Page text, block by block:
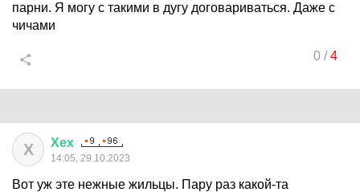
парни. Я могу с такими в дугу договариваться. Даже с
чичами
0/4
Х Хех
14:05, 29.10.2023
Вот уж эте нежные жильцы. Пару раз какой-та